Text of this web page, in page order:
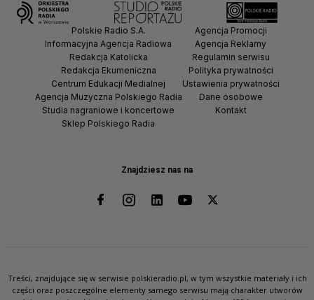
Znajdziesz nas na
Polskie Radio S.A.
Informacyjna Agencja Radiowa
Redakcja Katolicka
Redakcja Ekumeniczna
Centrum Edukacji Medialnej
Agencja Muzyczna Polskiego Radia
Studia nagraniowe i koncertowe
Sklep Polskiego Radia
Agencja Promocji
Agencja Reklamy
Regulamin serwisu
Polityka prywatności
Ustawienia prywatności
Dane osobowe
Kontakt
Treści, znajdujące się w serwisie polskieradio.pl, w tym wszystkie materiały i ich
części oraz poszczególne elementy samego serwisu mają charakter utworów